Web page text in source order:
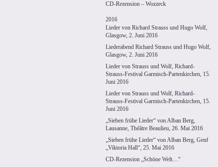
CD-Rezension – Wozzeck
2016
Lieder von Richard Strauss und Hugo Wolf,
Glasgow, 2. Juni 2016
Liederabend Richard Strauss und Hugo Wolf,
Glasgow, 2. Juni 2016
Lieder von Strauss und Wolf, Richard-
Strauss-Festival Garmisch-Partenkirchen, 15.
Juni 2016
Lieder von Strauss und Wolf, Richard-
Strauss-Festival Garmisch-Partenkirchen, 15.
Juni 2016
„Sieben frühe Lieder“ von Alban Berg,
Lausanne, Théâtre Beaulieu, 26. Mai 2016
„Sieben frühe Lieder“ von Alban Berg, Genf
„Viktoria Hall“, 25. Mai 2016
CD-Rezension „Schöne Welt…“